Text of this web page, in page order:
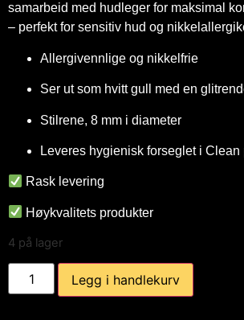
samarbeid med hudleger for maksimal
– perfekt for sensitiv hud og
Allergivennlige og nikkelfrie
Ser ut som hvitt gull med en
Stilrene, 8 mm i diameter
Leveres hygienisk forseglet i Clean
Rask levering
Høykvalitets produkter
4 på lager
Legg i handlekurv